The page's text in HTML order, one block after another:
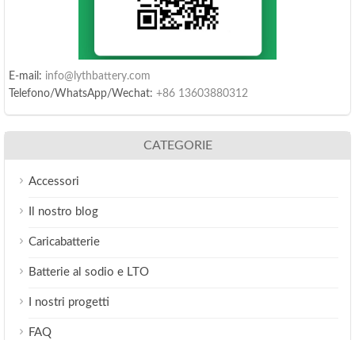
E-mail: info@lythbattery.com
Telefono/WhatsApp/Wechat: +86 13603880312
CATEGORIE
Accessori
Il nostro blog
Caricabatterie
Batterie al sodio e LTO
I nostri progetti
FAQ